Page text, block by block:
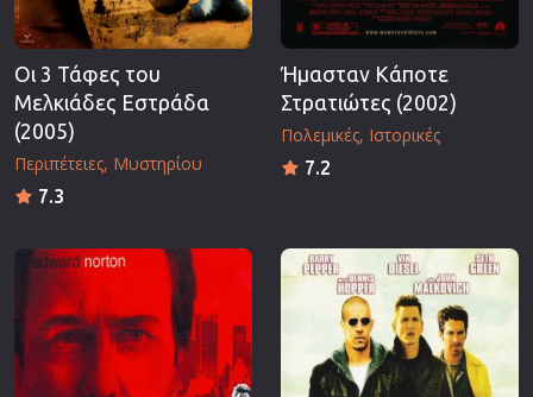
Οι 3 Τάφες του
Μελκιάδες Εστράδα
(2005)
Περιπέτειες Μυστηρίου
7.3
Ήμασταν Κάποτε
Στρατιώτες (2002)
Πολεμικές Ιστορικές
7.2